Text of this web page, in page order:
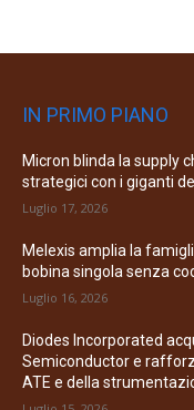
IN PRIMO PIANO
Micron blinda la supply
strategici con i giganti
Luglio 17, 2026
Melexis amplia la
bobina singola senza
Luglio 16, 2026
Diodes Incorporated
Semiconductor e
ATE e della